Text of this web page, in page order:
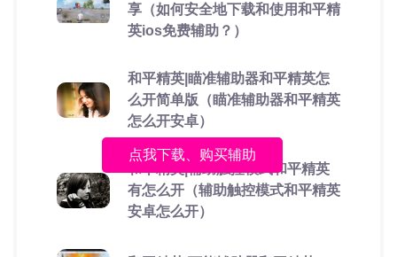
享（如何安全地下载和使用和平精
英ios免费辅助？）
和平精英|瞄准辅助器和平精英怎
么开简单版（瞄准辅助器和平精英
怎么开安卓）
和平精英|辅助触控模式和平精英
有怎么开（辅助触控模式和平精英
安卓怎么开）
点我下载、购买辅助